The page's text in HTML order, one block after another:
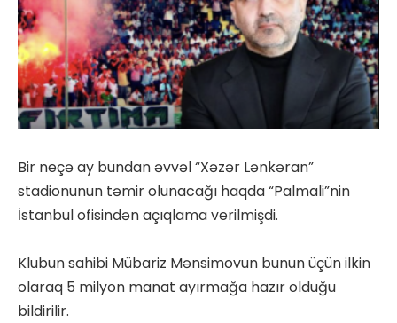
Bir neçə ay bundan əvvəl “Xəzər Lənkəran”
stadionunun təmir olunacağı haqda “Palmali”nin
İstanbul ofisindən açıqlama verilmişdi.
Klubun sahibi Mübariz Mənsimovun bunun üçün ilkin
olaraq 5 milyon manat ayırmağa hazır olduğu
bildirilir.